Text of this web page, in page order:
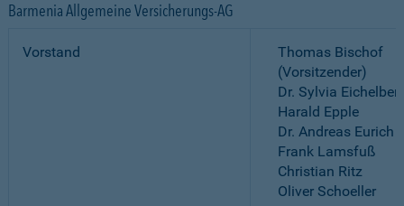
Barmenia Allgemeine Versicherungs-AG
Vorstand
Thomas Bischof
(Vorsitzender)
Dr. Sylvia
Harald Epple
Dr. Andreas Eurich
Frank Lamsfuß
Christian Ritz
Oliver Schoeller